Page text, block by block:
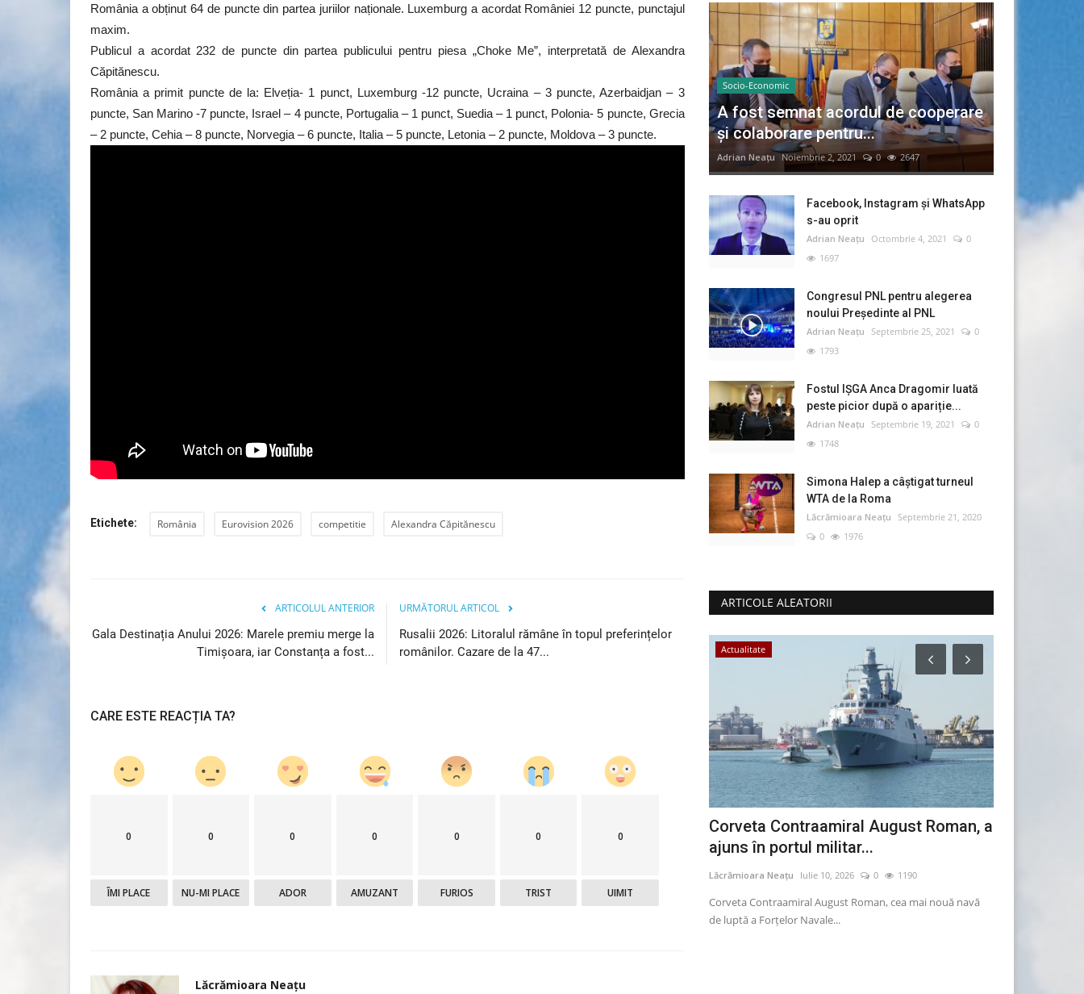
România a obținut 64 de puncte din partea juriilor naționale. Luxemburg a acordat României 12 puncte, punctajul
maxim.
Publicul a acordat 232 de puncte din partea publicului pentru piesa „Choke Me”, interpretată de Alexandra
Căpitănescu.
România a primit puncte de la: Elveția- 1 punct, Luxemburg -12 puncte, Ucraina – 3 puncte, Azerbaidjan – 3
puncte, San Marino -7 puncte, Israel – 4 puncte, Portugalia – 1 punct, Suedia – 1 punct, Polonia- 5 puncte, Grecia
– 2 puncte, Cehia – 8 puncte, Norvegia – 6 puncte, Italia – 5 puncte, Letonia – 2 puncte, Moldova – 3 puncte.
Etichete: România Eurovision 2026 competitie Alexandra Căpitănescu
ARTICOLUL ANTERIOR
Gala Destinația Anului 2026: Marele premiu merge la
Timișoara, iar Constanța a fost...
URMĂTORUL ARTICOL
Rusalii 2026: Litoralul rămâne în topul preferințelor
românilor. Cazare de la 47...
CARE ESTE REACȚIA TA?
0
ÎMI PLACE
0
NU-MI PLACE
0
ADOR
0
AMUZANT
0
FURIOS
0
TRIST
0
UIMIT
Lăcrămioara Neațu
Socio-Economic
A fost semnat acordul de cooperare
și colaborare pentru...
Adrian Neațu Noiembrie 2, 2021 0 2647
Facebook, Instagram și WhatsApp
s-au oprit
Adrian Neațu Octombrie 4, 2021
0
1697
Congresul PNL pentru alegerea
noului Preşedinte al PNL
Adrian Neațu Septembrie 25, 2021
0
1793
Fostul IȘGA Anca Dragomir luată
peste picior după o apariție...
Adrian Neațu Septembrie 19, 2021
0
1748
Simona Halep a câştigat turneul
WTA de la Roma
Lăcrămioara Neațu Septembrie 21, 2020
0
1976
ARTICOLE ALEATORII
Socio-Economic Educație Actualitate
Corveta Contraamiral August Roman, a
ajuns în portul militar...
Lăcrămioara Neațu Iulie 10, 2026 0 1190
Corveta Contraamiral August Roman, cea mai nouă navă
de luptă a Forțelor Navale...